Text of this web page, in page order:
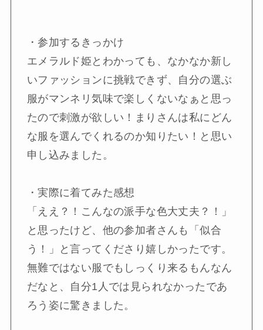
・参加するきっかけ
エメラルド姫とわかっても、なかなか新し
いファッションに挑戦できず、自分の選ぶ
服がマンネリ気味で楽しくないなぁと思っ
たので刺激が欲しい！まりさんは私にどん
な服を選んでくれるのか知りたい！と思い
申し込みました。
・実際に着てみた感想
「ええ？！こんなの派手な色大丈夫？！」
と思ったけど、他の参加者さんも「似合
う！」と言ってくださり嬉しかったです。
無難ではない服でもしっくり来るもんなん
だなと、自分1人では見られなかったであ
ろう姿に驚きました。